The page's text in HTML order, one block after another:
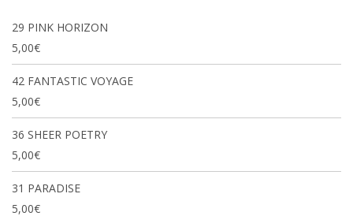
29 PINK HORIZON
5,00€
42 FANTASTIC VOYAGE
5,00€
36 SHEER POETRY
5,00€
31 PARADISE
5,00€